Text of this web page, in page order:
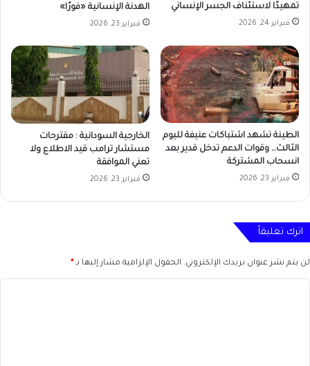
تمهيدًا لاستئناف الجسر الإنساني
فبراير 24, 2026
الهدنة الإنسانية «فورًا»
فبراير 23, 2026
الطينة تشهد اشتباكات عنيفة لليوم
الثالث… وقوات الدعم تدخل قدير بعد
انسحاب المشتركة
فبراير 23, 2026
الخارجية السودانية : مقترحات
مستشار ترامب قيد الاطلاع ولا
تعني الموافقة
فبراير 23, 2026
اترك تعليقاً
لن يتم نشر عنوان بريدك الإلكتروني. الحقول الإلزامية مشار إليها بـ*